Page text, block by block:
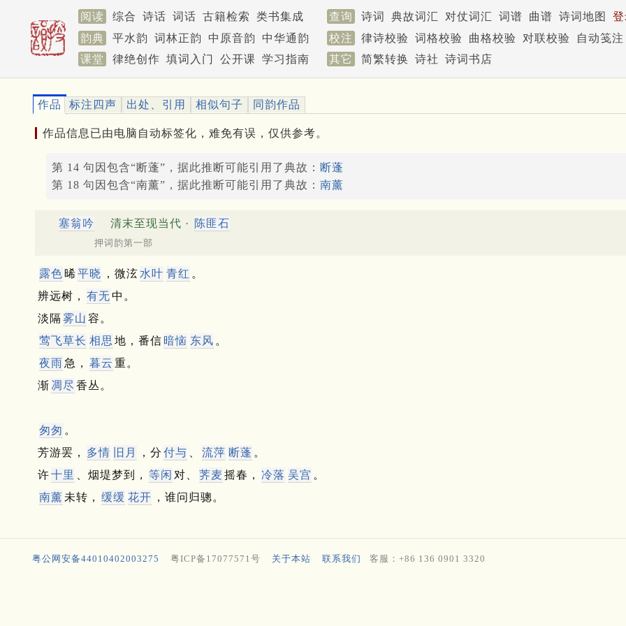
阅读 综合 诗话 词话 古籍检索 类书集成 查询 诗词 典故词汇 对仗词汇 词谱 曲谱 诗词地图
韵典
平水韵 词林正韵 中原音韵 中华通韵 校注 律诗校验 词格校验 曲格校验 对联校验
自动笺注
课堂
律绝创作 填词入门 公开课 学习指南 其它 简繁转换 诗社 诗词书店
作品 标注四声 出处、引用 相似句子 同韵作品
作品信息已由电脑自动标签化，难免有误，仅供参考。
第 14 句因包含“断蓬”，据此推断可能引用了典故： 断蓬
第 18 句因包含“南薰”，据此推断可能引用了典故： 南薰
塞翁吟 清末至现当代 · 陈匪石
押词韵第一部
露色 晞平晓 ，微泫 水叶 青红 。
辨远树， 有无中。
淡隔 雾山 容。
莺飞草长 相思 地，番信 暗恼 东风 。
夜雨 急， 暮云 重。
渐 凋尽 香丛。
匆匆 。
芳游罢，
多情 旧月 ，分 付与 流萍 断蓬 。
许十里 、烟堤梦到， 等闲 对、 荠麦摇春， 冷落 吴宫 。
南薰 未转， 缓缓 花开 ，谁问归骢。
粤公网安备44010402003275 粤ICP备17077571号 关于本站 联系我们 客服：+86 136 0901 3320